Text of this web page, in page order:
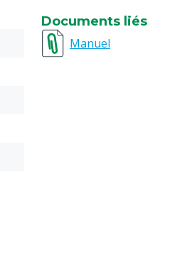
option)
Possibilité d'actionner le
Documents liés
Manuel